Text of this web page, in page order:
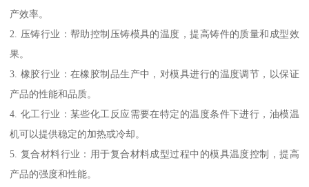
产效率。
2. 压铸行业：帮助控制压铸模具的温度，提高铸件的质量和成型效
果。
3. 橡胶行业：在橡胶制品生产中，对模具进行的温度调节，以保证
产品的性能和品质。
4. 化工行业：某些化工反应需要在特定的温度条件下进行，油模温
机可以提供稳定的加热或冷却。
5. 复合材料行业：用于复合材料成型过程中的模具温度控制，提高
产品的强度和性能。